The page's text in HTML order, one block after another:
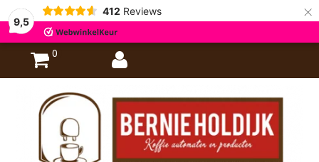
9,5
412 Reviews ×
0